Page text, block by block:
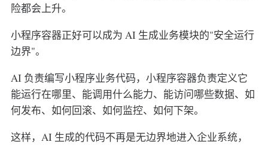
险都会上升。
小程序容器正好可以成为 AI 生成业务模块的"安全运行
边界"。
AI 负责编写小程序业务代码，小程序容器负责定义它
能运行在哪里、能调用什么能力、能访问哪些数据、如
何发布、如何回滚、如何监控、如何下架。
这样，AI 生成的代码不再是无边界地进入企业系统，